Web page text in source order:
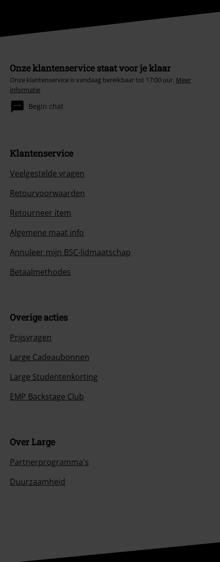
Onze klantenservice staat voor je klaar
Onze klantenservice is vandaag bereikbaar tot 17:00 uur. Meer
informatie
Begin chat
Klantenservice
Veelgestelde vragen
Retourvoorwaarden
Retourneer item
Algemene maat info
Annuleer mijn BSC-lidmaatschap
Betaalmethodes
Overige acties
Prijsvragen
Large Cadeaubonnen
Large Studentenkorting
EMP Backstage Club
Over Large
Partnerprogramma's
Duurzaamheid